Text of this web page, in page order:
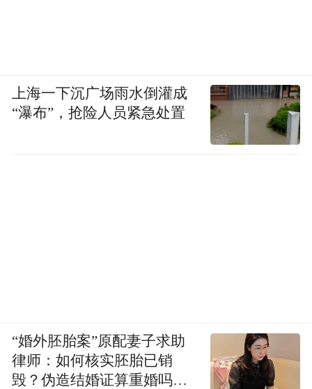
上海一下沉广场雨水倒灌成
“瀑布”，抢险人员紧急处置
“婚外胚胎案”原配妻子求助
律师：如何核实胚胎已销
毁？伪造结婚证算重婚吗？